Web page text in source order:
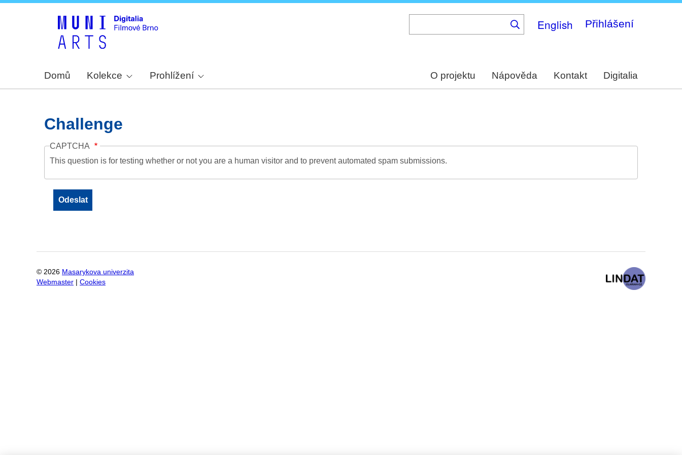
English Přihlášení
Domů Kolekce Prohlížení O projektu Nápověda Kontakt Digitalia
Challenge
CAPTCHA
This question is for testing whether or not you are a human visitor and to prevent automated spam submissions.
© 2026 Masarykova univerzita
Webmaster
Cookies